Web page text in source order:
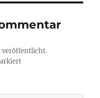
veröffentlicht.